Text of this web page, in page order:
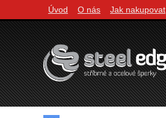
Navigácia
Úvod O nás Jak nakupovat